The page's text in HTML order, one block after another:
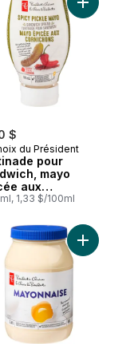
piri piri au
$
du Président
pour
mayo
aux
1,33 $/100ml
Ajouter
styleAjouter